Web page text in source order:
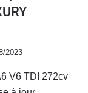
2023
V6 TDI 272cv